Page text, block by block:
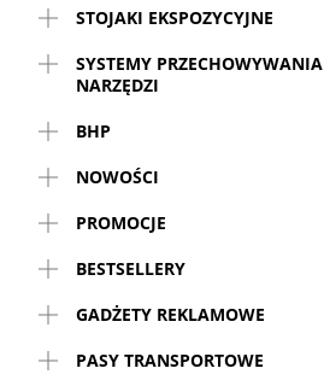
STOJAKI EKSPOZYCYJNE
SYSTEMY PRZECHOWYWANIA
NARZĘDZI
BHP
NOWOŚCI
PROMOCJE
BESTSELLERY
GADŻETY REKLAMOWE
PASY TRANSPORTOWE